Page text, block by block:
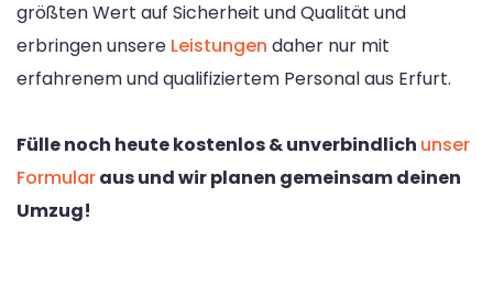
größten Wert auf Sicherheit und Qualität und
erbringen unsere Leistungen daher nur mit
erfahrenem und qualifiziertem Personal aus Erfurt.
Fülle noch heute kostenlos & unverbindlich unser
Formularaus und wir planen gemeinsam deinen
Umzug!